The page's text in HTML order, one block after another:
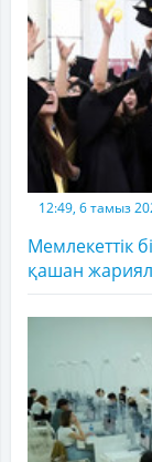
12:49, 6 тамыз
Мемлекеттік
қашан